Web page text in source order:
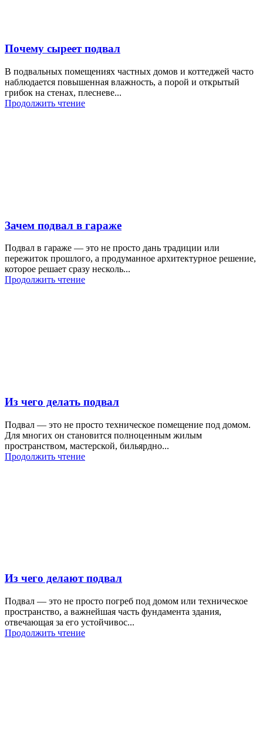
Почему сыреет подвал
В подвальных помещениях частных домов и коттеджей часто
наблюдается повышенная влажность, а порой и открытый
грибок на стенах, плесневе...
Продолжить чтение
Зачем подвал в гараже
Подвал в гараже — это не просто дань традиции или
пережиток прошлого, а продуманное архитектурное решение,
которое решает сразу несколь...
Продолжить чтение
Из чего делать подвал
Подвал — это не просто техническое помещение под домом.
Для многих он становится полноценным жилым
пространством, мастерской, бильярдно...
Продолжить чтение
Из чего делают подвал
Подвал — это не просто погреб под домом или техническое
пространство, а важнейшая часть фундамента здания,
отвечающая за его устойчивос...
Продолжить чтение